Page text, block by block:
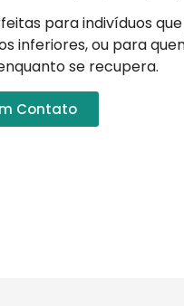
para indivíduos
inferiores, ou para
se recupera.
Contato